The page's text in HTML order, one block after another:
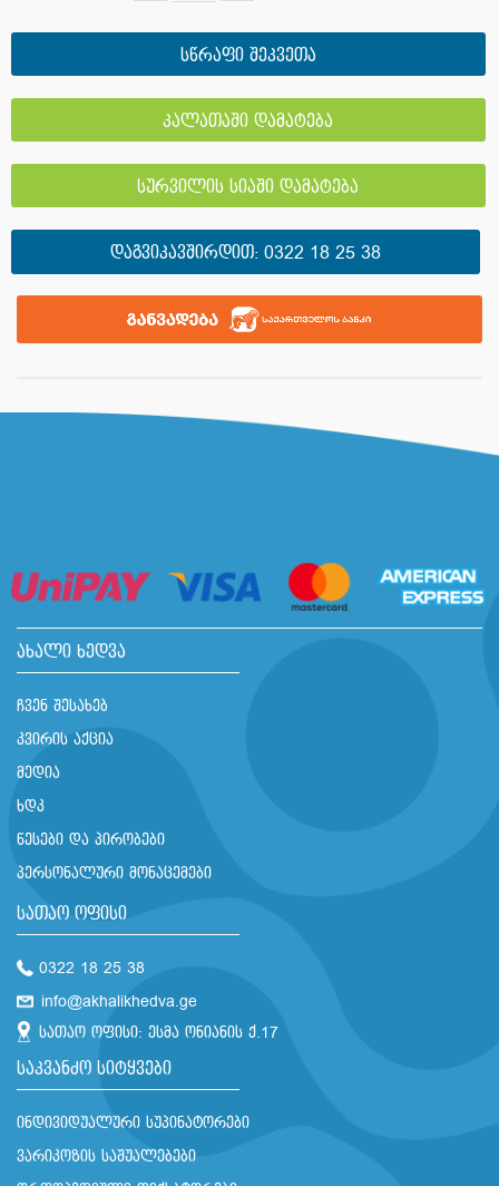
სწრაფი შეკვეთა
კალათაში დამატება
სურვილის სიაში დამატება
ᲓᲐᲒᲕᲘᲙᲐᲕᲨᲘᲠᲓᲘᲗ:0322 18 25 38
ახალი ხედვა
ჩვენ შესახებ
კვირის აქცია
მედია
ხდკ
წესები და პირობები
პერსონალური მონაცემები
სათაო ოფისი
0322 18 25 38
info@akhalikhedva.ge
სათაო ოფისი: ესმა ონიანის ქ.17
საკვანძო სიტყვები
ინდივიდუალური სუპინატორები
ვარიკოზის საშუალებები